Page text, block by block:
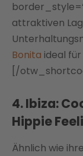
attraktiven
Bonita ideal
[/
4. Ibiza:
Hippie
Ähnlich wie